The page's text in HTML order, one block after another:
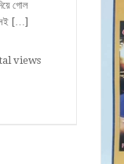
গোল
[…]
views